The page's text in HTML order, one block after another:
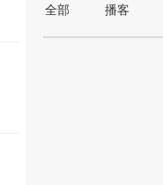
全部 播客